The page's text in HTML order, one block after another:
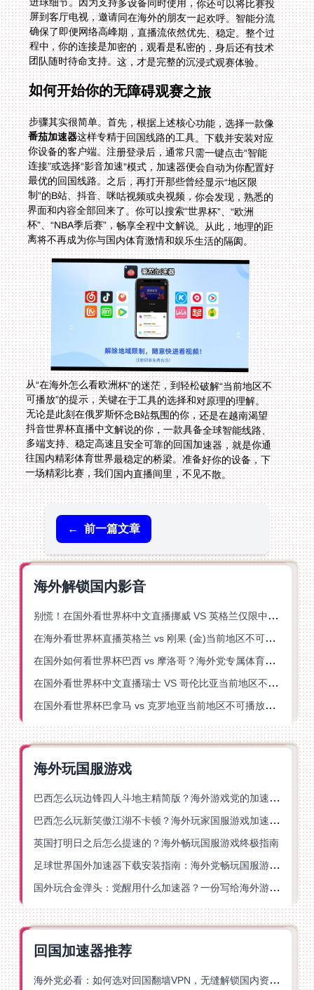
团队随时待命支持。这，才是完整的沉浸式观赛体验。
如何开始你的无障碍观赛之旅
步骤其实很简单。首先，根据上述核心功能，选择一款像
番茄加速器这样专精于回国线路的工具。下载并安装对应
你设备的客户端。注册登录后，通常只需一键点击“智能
连接”或选择“影音加速”模式，加速器便会自动为你配置好
最优的回国线路。之后，再打开那些曾经显示“地区限
制”的B站、抖音、咪咕视频或央视频，你会发现，熟悉的
界面和内容全部回来了。你可以搜索“世界杯”、“欧洲
杯”、“NBA季后赛”，畅享全程中文解说。从此，地理的距
离将不再成为你与国内体育激情和娱乐生活的隔阂。
从“在海外怎么看欧洲杯”的迷茫，到轻松破解“当前地区不
可播放”的提示，关键在于工具的选择和对原理的理解。
无论是此刻在俄罗斯怀念B站氛围的你，还是在越南渴望
抖音世界杯直播中文解说的你，一款具备全球智能线路、
多端支持、稳定高速且安全可靠的回国加速器，就是你通
往国内精彩体育世界最稳定的桥梁。准备好你的设备，下
一场精彩比赛，我们国内直播间里，不见不散。
← 前一篇文章
海外解锁国内影音
别慌！在国外看世界杯中文直播挪威 VS 英格兰仅限中国大陆？这篇指南帮你搞定
在海外看世界杯直播英格兰 vs 刚果 (金)当前地区不可播放？这篇指南帮你突破所有限制
在国外如何看世界杯巴西 vs 摩洛哥？海外党专属体育观赛指南来了
在国外看世界杯中文直播瑞士 VS 哥伦比亚当前地区不可播放？这篇指南帮你搞定
在国外看世界杯巴拿马 vs 克罗地亚当前地区不可播放？这篇指南帮你轻松解决海外体育直播难题
海外玩国服游戏
巴西怎么玩边锋四人斗地主精简版？海外游戏党的加速器终极选择
巴西怎么玩新笑傲江湖不卡顿？海外玩家国服游戏加速终极指南（附猫和老鼠一梦江湖实测）
英国打明日之后怎么提速的？海外畅玩国服游戏终极指南
足球世界国外加速器下载安装指南：海外党畅玩国服游戏的终极解决方案
国外玩合金弹头：觉醒用什么加速器？一份写给海外游子的畅玩指南
回国加速器推荐
海外党必看：如何选对回国翻墙VPN，无缝解锁国内资源？